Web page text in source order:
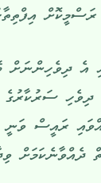
އެ ދިވެހިންނަށް
ދިވެހި ސަރުކާރުގެ
ރައީސް ވަނީ
ދެއްވާނެކަމަށް